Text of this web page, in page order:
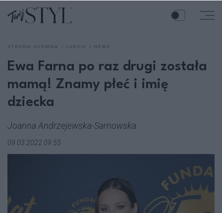
Ewa Farna po raz drugi została
mamą! Znamy płeć i imię
dziecka
Joanna Andrzejewska-Sarnowska
09.03.2022 09:55